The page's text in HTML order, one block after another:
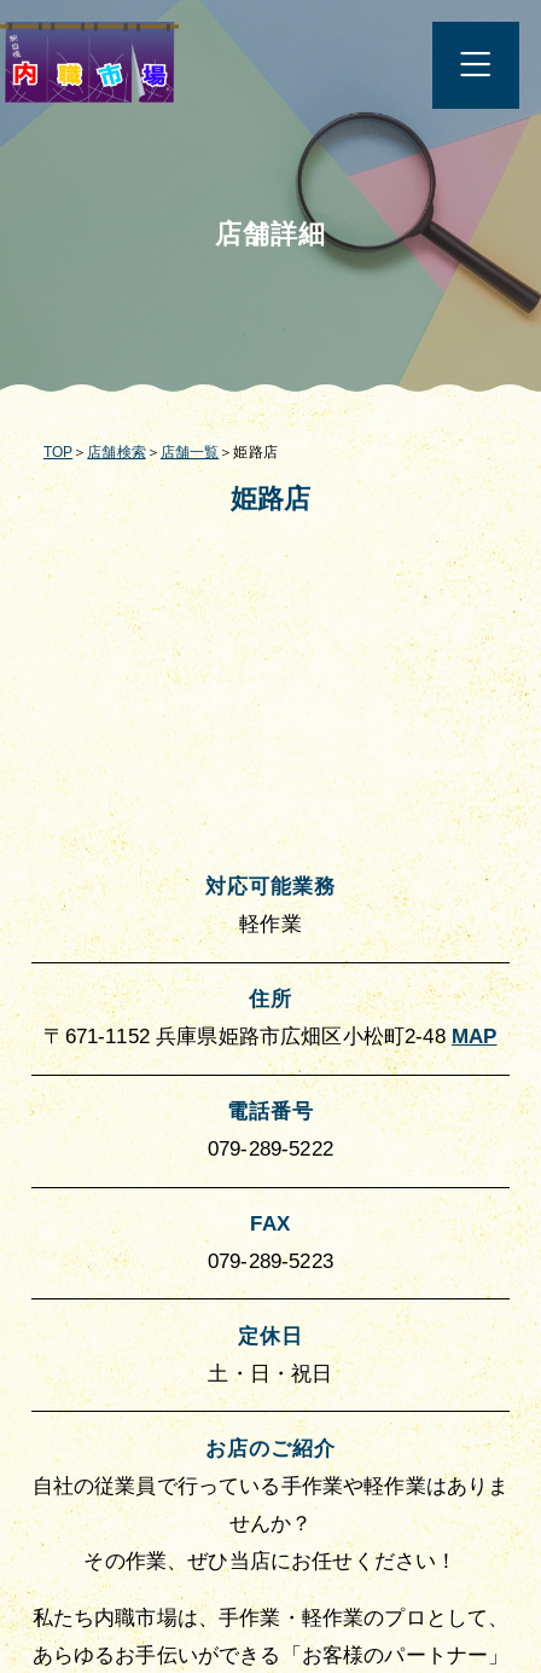
店舗詳細
TOP ＞ 店舗検索＞ 店舗一覧 ＞姫路店
姫路店
対応可能業務
軽作業
住所
〒671-1152 兵庫県姫路市広畑区小松町2-48MAP
電話番号
079-289-5222
FAX
079-289-5223
定休日
土・日・祝日
お店のご紹介
自社の従業員で行っている手作業や軽作業はありま
せんか？
その作業、ぜひ当店にお任せください！
私たち内職市場は、手作業・軽作業のプロとして、
あらゆるお手伝いができる「お客様のパートナー」